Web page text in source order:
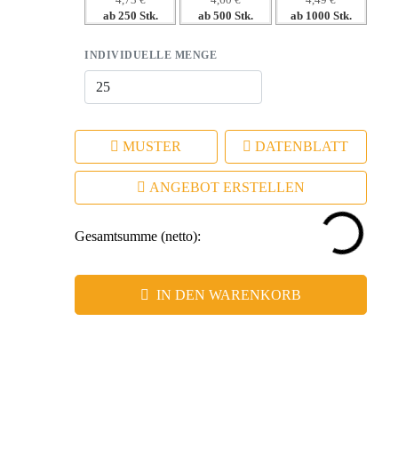
Nützlichkeit.
Assoziationen.
ab 250 Stk. ab 500 Stk. ab 1000 Stk.
INDIVIDUELLE MENGE
MUSTER DATENBLATT
ANGEBOT ERSTELLEN
Gesamtsumme (netto):
IN DEN WARENKORB